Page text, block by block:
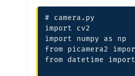
# camera.py
import cv2
import numpy as np
from picamera2
from datetime